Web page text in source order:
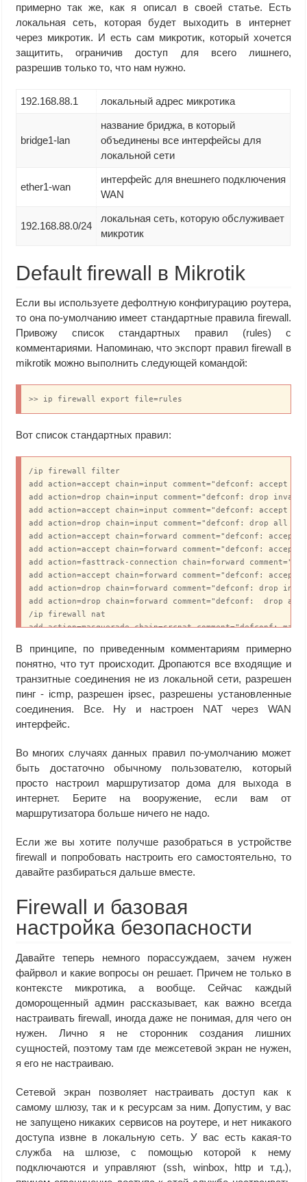
примерно так же, как я описал в своей статье. Есть
локальная сеть, которая будет выходить в интернет
через микротик. И есть сам микротик, который хочется
защитить, ограничив доступ для всего лишнего,
разрешив только то, что нам нужно.
192.168.88.1 локальный адрес микротика
bridge1-lan
название бриджа, в который
объединены все интерфейсы для
локальной сети
ether1-wan
интерфейс для внешнего подключения
WAN
192.168.88.0/24
локальная сеть, которую обслуживает
микротик
Default firewall в Mikrotik
Если вы используете дефолтную конфигурацию роутера,
то она по-умолчанию имеет стандартные правила firewall.
Привожу список стандартных правил (rules) с
комментариями. Напоминаю, что экспорт правил firewall в
mikrotik можно выполнить следующей командой:
>> ip firewall export file=rules
Вот список стандартных правил:
/ip firewall filter
add action=accept chain=input comment="defconf: accept
add action=drop chain=input comment="defconf: drop
add action=accept chain=input comment="defconf: accept
add action=drop chain=input comment="defconf: drop all
add action=accept chain=forward comment="defconf:
add action=accept chain=forward comment="defconf:
add action=fasttrack-connection chain=forward
add action=accept chain=forward comment="defconf:
add action=drop chain=forward comment="defconf: drop
add action=drop chain=forward comment="defconf:  drop
/ip firewall nat
В принципе, по приведенным комментариям примерно
понятно, что тут происходит. Дропаются все входящие и
транзитные соединения не из локальной сети, разрешен
пинг - icmp, разрешен ipsec, разрешены установленные
соединения. Все. Ну и настроен NAT через WAN
интерфейс.
Во многих случаях данных правил по-умолчанию может
быть достаточно обычному пользователю, который
просто настроил маршрутизатор дома для выхода в
интернет. Берите на вооружение, если вам от
маршрутизатора больше ничего не надо.
Если же вы хотите получше разобраться в устройстве
firewall и попробовать настроить его самостоятельно, то
давайте разбираться дальше вместе.
Firewall и базовая
настройка безопасности
Давайте теперь немного порассуждаем, зачем нужен
файрвол и какие вопросы он решает. Причем не только в
контексте микротика, а вообще. Сейчас каждый
доморощенный админ рассказывает, как важно всегда
настраивать firewall, иногда даже не понимая, для чего он
нужен. Лично я не сторонник создания лишних
сущностей, поэтому там где межсетевой экран не нужен,
я его не настраиваю.
Сетевой экран позволяет настраивать доступ как к
самому шлюзу, так и к ресурсам за ним. Допустим, у вас
не запущено никаких сервисов на роутере, и нет никакого
доступа извне в локальную сеть. У вас есть какая-то
служба на шлюзе, с помощью которой к нему
подключаются и управляют (ssh, winbox, http и т.д.),